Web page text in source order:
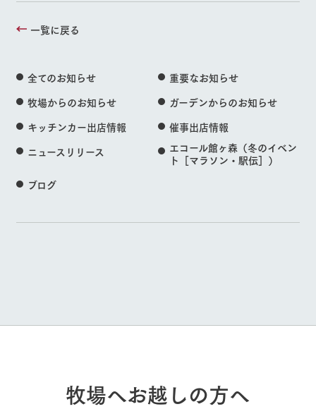
一覧に戻る
全てのお知らせ
重要なお知らせ
牧場からのお知らせ
ガーデンからのお知らせ
キッチンカー出店情報
催事出店情報
ニュースリリース
エコール館ヶ森（冬のイベン
ト［マラソン・駅伝］）
ブログ
牧場へお越しの方へ